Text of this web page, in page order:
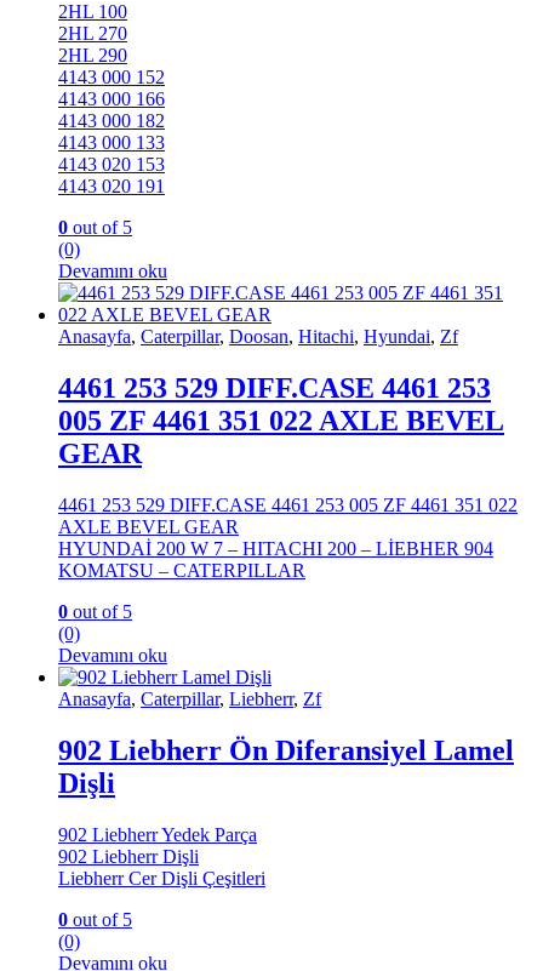
2HL 100
2HL 270
2HL 290
4143 000 152
4143 000 166
4143 000 182
4143 000 133
4143 020 153
4143 020 191
0 out of 5
(0)
Devamını oku
Anasayfa, Caterpillar, Doosan, Hitachi, Hyundai, Zf
4461 253 529 DIFF.CASE 4461 253
005 ZF 4461 351 022 AXLE BEVEL
GEAR
4461 253 529 DIFF.CASE 4461 253 005 ZF 4461 351 022
AXLE BEVEL GEAR
HYUNDAİ 200 W 7 – HITACHI 200 – LİEBHER 904
KOMATSU – CATERPILLAR
0 out of 5
(0)
Devamını oku
Anasayfa, Caterpillar, Liebherr, Zf
902 Liebherr Ön Diferansiyel Lamel
Dişli
902 Liebherr Yedek Parça
902 Liebherr Dişli
Liebherr Cer Dişli Çeşitleri
0 out of 5
(0)
Devamını oku